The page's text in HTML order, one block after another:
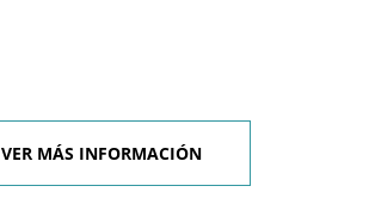
VER MÁS INFORMACIÓN